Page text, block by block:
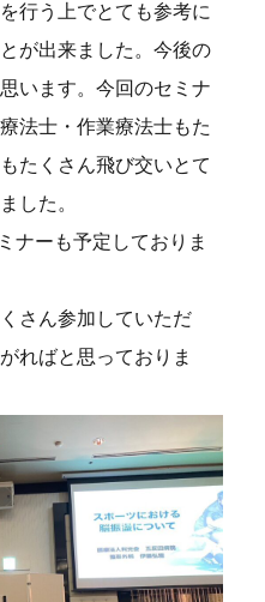
行う上でとても参考に
が出来ました。今後の
います。今回のセミナ
法士・作業療法士もた
たくさん飛び交いとて
した。
ナーも予定しておりま
さん参加していただ
ればと思っておりま